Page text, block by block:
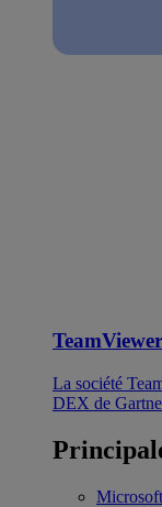
La société
DEX de